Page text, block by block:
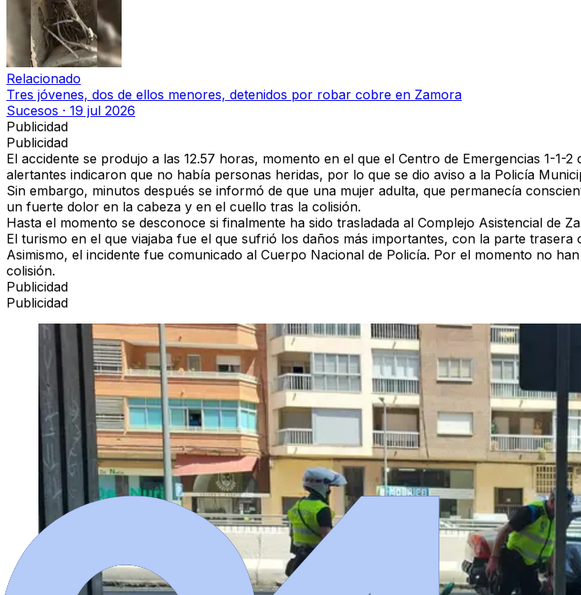
Relacionado
Tres jóvenes, dos de ellos menores, detenidos por robar cobre en Zamora
Sucesos · 19 jul 2026
Publicidad
Publicidad
El accidente se produjo a las 12.57 horas, momento en el que el Centro de Emergencias 1-1-
alertantes indicaron que no había personas heridas, por lo que se dio aviso a la Policía
Sin embargo, minutos después se informó de que una mujer adulta, que permanecía
un fuerte dolor en la cabeza y en el cuello tras la colisión.
Hasta el momento se desconoce si finalmente ha sido trasladada al Complejo Asistencial de
El turismo en el que viajaba fue el que sufrió los daños más importantes, con la parte
Asimismo, el incidente fue comunicado al Cuerpo Nacional de Policía. Por el momento no
colisión.
Publicidad
Publicidad